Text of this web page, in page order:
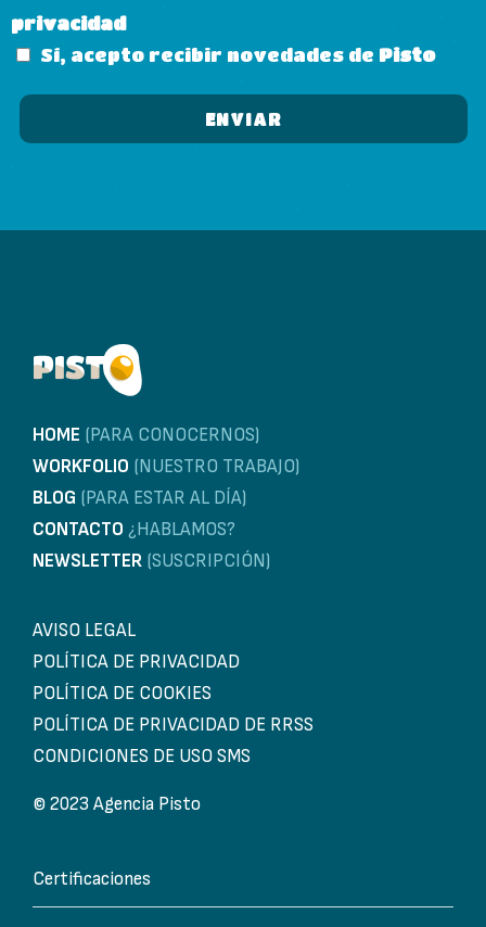
privacidad
Sí, acepto recibir novedades de Pisto
HOME (PARA CONOCERNOS)
WORKFOLIO (NUESTRO TRABAJO)
BLOG (PARA ESTAR AL DÍA)
CONTACTO ¿HABLAMOS?
NEWSLETTER (SUSCRIPCIÓN)
AVISO LEGAL
POLÍTICA DE PRIVACIDAD
POLÍTICA DE COOKIES
POLÍTICA DE PRIVACIDAD DE RRSS
CONDICIONES DE USO SMS
© 2023 Agencia Pisto
Certificaciones